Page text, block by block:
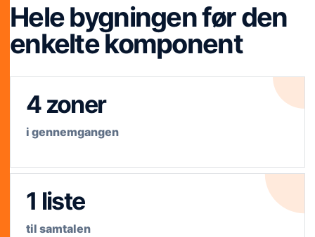
Hele bygningen før den
enkelte komponent
4 zoner
i gennemgangen
1 liste
til samtalen